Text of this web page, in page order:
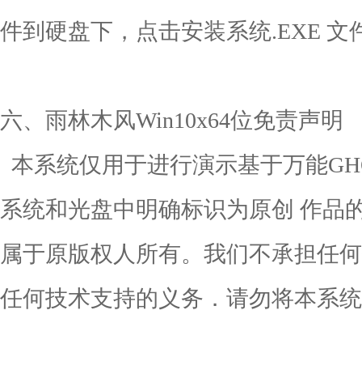
件到硬盘下，点击安装系统.EXE 文
六、雨林木风Win10x64位免责声明
本系统仅用于进行演示基于万能
系统和光盘中明确标识为原创 作品
属于原版权人所有。我们不承担任
任何技术支持的义务．请勿将本系